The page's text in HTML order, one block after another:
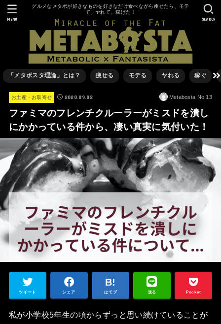
グルメなメタボが好きなものを好きなだけ食べながら痩せたら、モテ
て、ヤれて、稼げた！
「メタボスタ理論」とは？ 痩せる モテる ヤれる 稼ぐ
SEARCH
MENU
お土産・お取寄せ 2020.09.02 Metabosta No.13
ファミマのフレンチクルーラーがミスドを潰し
にかかっている件から、凄い真実に気付いた！
ツイート シェア はてブ 送る Pocket
私が小学校5年生の頃からずっと思い続けていることが